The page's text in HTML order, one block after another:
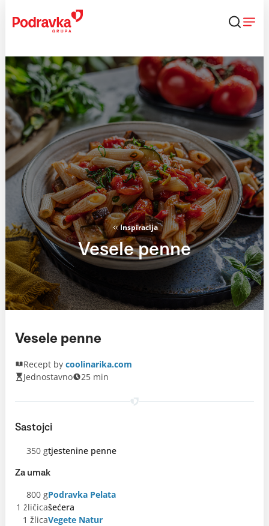
content
Inspiracija
Vesele penne
Vesele penne
Recept by coolinarika.com
Jednostavno
25 min
Sastojci
350 gtjestenine penne
Za umak
800 gPodravka Pelata
1 žličicašećera
1 žlicaVegete Natur